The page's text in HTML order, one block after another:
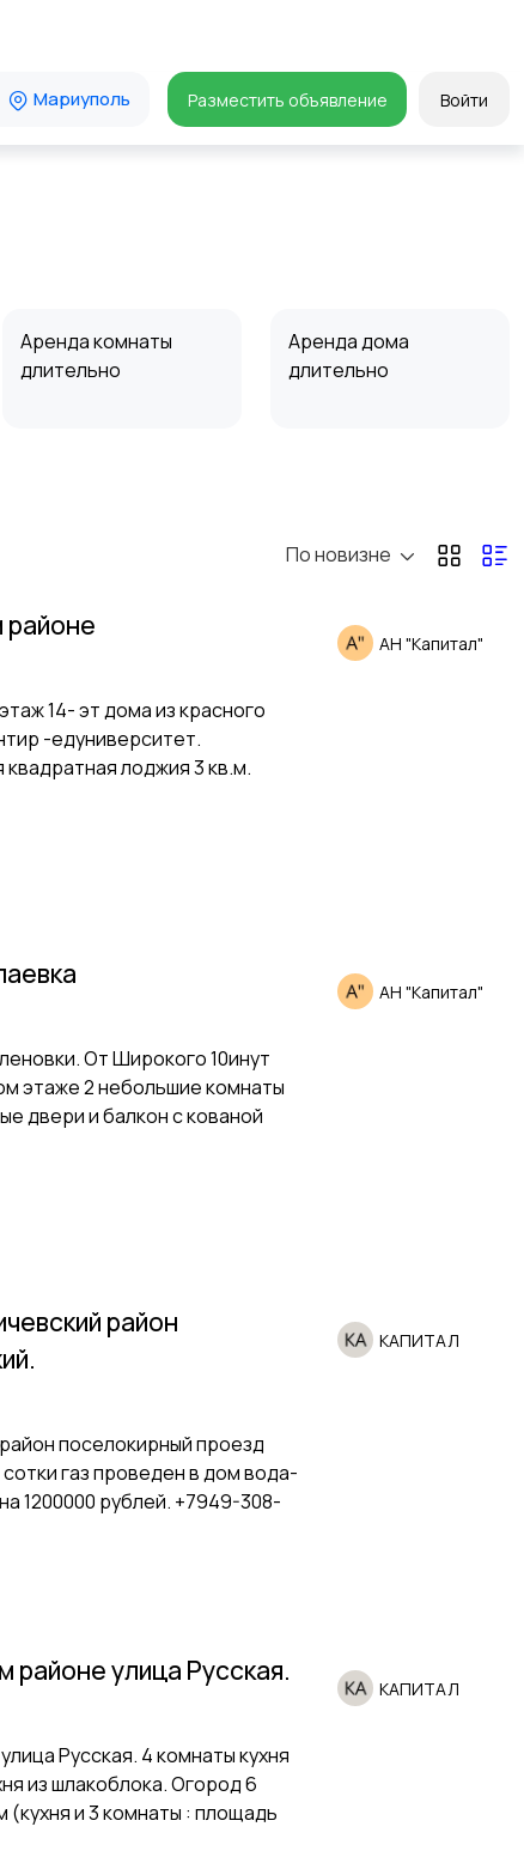
Мариуполь Разместить объявление Войти
Аренда комнаты
длительно
Аренда дома
длительно
По новизне
районе
14- эт дома из красного
-едуниверситет.
лоджия 3 кв.м.
АН "Капитал"
От Широкого 10инут
этаже 2 небольшие комнаты
двери и балкон с кованой
АН "Капитал"
район
поселокирный проезд
газ проведен в дом вода-
1200000 рублей. +7949-308-
КАПИТАЛ
улица Русская.
Русская. 4 комнаты кухня
из шлакоблока. Огород 6
и 3 комнаты : площадь
КАПИТАЛ